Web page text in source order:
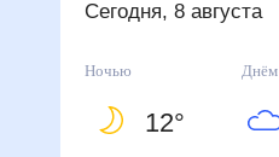
8 августа
Понедельник
Сегодня, 8 августа
Ночью
12°
Днём